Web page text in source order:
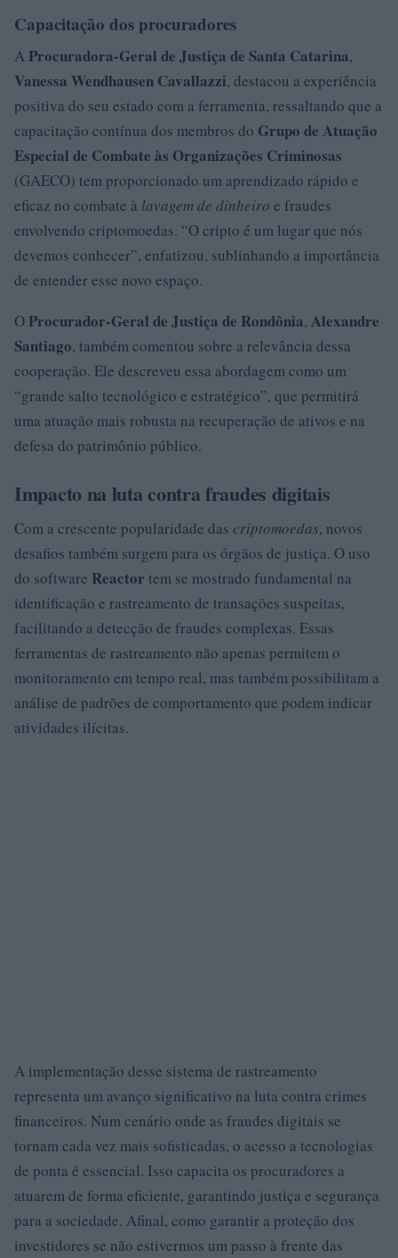
Capacitação dos procuradores
A Procuradora-Geral de Justiça de Santa Catarina,
Vanessa Wendhausen Cavallazzi, destacou a experiência
positiva do seu estado com a ferramenta, ressaltando que a
capacitação contínua dos membros do Grupo de Atuação
Especial de Combate às Organizações Criminosas
(GAECO) tem proporcionado um aprendizado rápido e
eficaz no combate à lavagem de dinheiro e fraudes
envolvendo criptomoedas. “O cripto é um lugar que nós
devemos conhecer”, enfatizou, sublinhando a importância
de entender esse novo espaço.
O Procurador-Geral de Justiça de Rondônia, Alexandre
Santiago, também comentou sobre a relevância dessa
cooperação. Ele descreveu essa abordagem como um
“grande salto tecnológico e estratégico”, que permitirá
uma atuação mais robusta na recuperação de ativos e na
defesa do patrimônio público.
Impacto na luta contra fraudes digitais
Com a crescente popularidade das criptomoedas, novos
desafios também surgem para os órgãos de justiça. O uso
do software Reactor tem se mostrado fundamental na
identificação e rastreamento de transações suspeitas,
facilitando a detecção de fraudes complexas. Essas
ferramentas de rastreamento não apenas permitem o
monitoramento em tempo real, mas também possibilitam a
análise de padrões de comportamento que podem indicar
atividades ilícitas.
A implementação desse sistema de rastreamento
representa um avanço significativo na luta contra crimes
financeiros. Num cenário onde as fraudes digitais se
tornam cada vez mais sofisticadas, o acesso a tecnologias
de ponta é essencial. Isso capacita os procuradores a
atuarem de forma eficiente, garantindo justiça e segurança
para a sociedade. Afinal, como garantir a proteção dos
investidores se não estivermos um passo à frente das